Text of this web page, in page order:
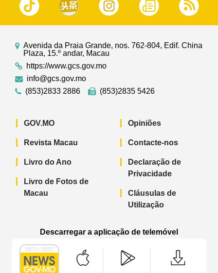
Avenida da Praia Grande, nos. 762-804, Edif. China
Plaza, 15.º andar, Macau
https://www.gcs.gov.mo
info@gcs.gov.mo
(853)2833 2886
(853)2835 5426
GOV.MO
Revista Macau
Livro do Ano
Livro de Fotos de
Macau
Opiniões
Contacte-nos
Declaração de
Privacidade
Cláusulas de
Utilização
Descarregar a aplicação de telemóvel